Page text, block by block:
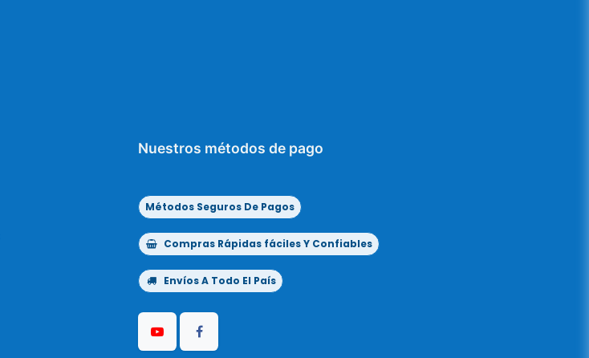
Nuestros métodos de pago
Métodos Seguros De Pagos
Compras Rápidas fáciles Y Confiables
Envíos A Todo El País